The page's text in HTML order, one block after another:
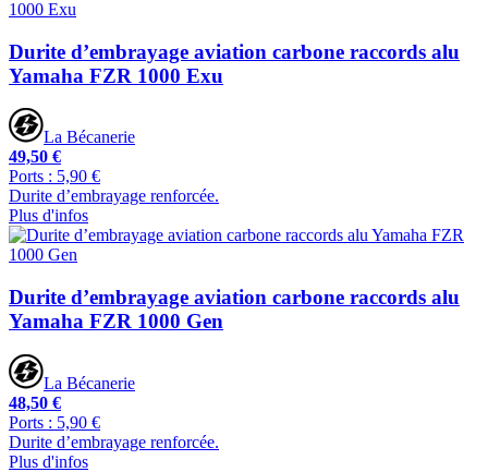
Durite d’embrayage aviation carbone raccords alu
Yamaha FZR 1000 Exu
La Bécanerie
49,50 €
Ports : 5,90 €
Durite d’embrayage renforcée.
Plus d'infos
Durite d’embrayage aviation carbone raccords alu
Yamaha FZR 1000 Gen
La Bécanerie
48,50 €
Ports : 5,90 €
Durite d’embrayage renforcée.
Plus d'infos